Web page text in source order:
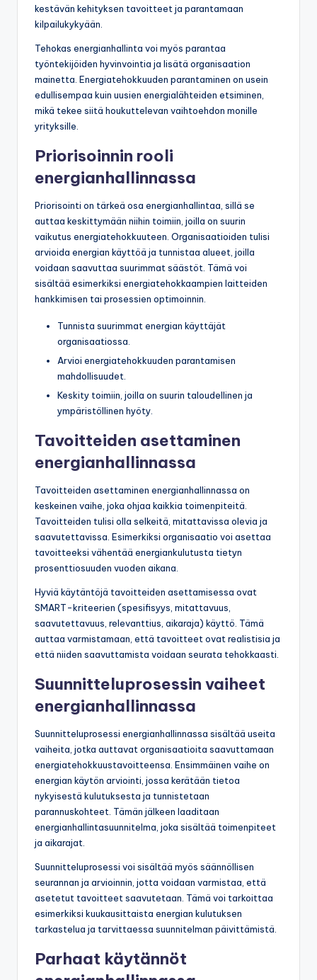
kestävän kehityksen tavoitteet ja parantamaan
kilpailukykyään.
Tehokas energianhallinta voi myös parantaa
työntekijöiden hyvinvointia ja lisätä organisaation
mainetta. Energiatehokkuuden parantaminen on usein
edullisempaa kuin uusien energialähteiden etsiminen,
mikä tekee siitä houkuttelevan vaihtoehdon monille
yrityksille.
Priorisoinnin rooli
energianhallinnassa
Priorisointi on tärkeä osa energianhallintaa, sillä se
auttaa keskittymään niihin toimiin, joilla on suurin
vaikutus energiatehokkuuteen. Organisaatioiden tulisi
arvioida energian käyttöä ja tunnistaa alueet, joilla
voidaan saavuttaa suurimmat säästöt. Tämä voi
sisältää esimerkiksi energiatehokkaampien laitteiden
hankkimisen tai prosessien optimoinnin.
Tunnista suurimmat energian käyttäjät
organisaatiossa.
Arvioi energiatehokkuuden parantamisen
mahdollisuudet.
Keskity toimiin, joilla on suurin taloudellinen ja
ympäristöllinen hyöty.
Tavoitteiden asettaminen
energianhallinnassa
Tavoitteiden asettaminen energianhallinnassa on
keskeinen vaihe, joka ohjaa kaikkia toimenpiteitä.
Tavoitteiden tulisi olla selkeitä, mitattavissa olevia ja
saavutettavissa. Esimerkiksi organisaatio voi asettaa
tavoitteeksi vähentää energiankulutusta tietyn
prosenttiosuuden vuoden aikana.
Hyviä käytäntöjä tavoitteiden asettamisessa ovat
SMART-kriteerien (spesifisyys, mitattavuus,
saavutettavuus, relevanttius, aikaraja) käyttö. Tämä
auttaa varmistamaan, että tavoitteet ovat realistisia ja
että niiden saavuttamista voidaan seurata tehokkaasti.
Suunnitteluprosessin vaiheet
energianhallinnassa
Suunnitteluprosessi energianhallinnassa sisältää useita
vaiheita, jotka auttavat organisaatioita saavuttamaan
energiatehokkuustavoitteensa. Ensimmäinen vaihe on
energian käytön arviointi, jossa kerätään tietoa
nykyisestä kulutuksesta ja tunnistetaan
parannuskohteet. Tämän jälkeen laaditaan
energianhallintasuunnitelma, joka sisältää toimenpiteet
ja aikarajat.
Suunnitteluprosessi voi sisältää myös säännöllisen
seurannan ja arvioinnin, jotta voidaan varmistaa, että
asetetut tavoitteet saavutetaan. Tämä voi tarkoittaa
esimerkiksi kuukausittaista energian kulutuksen
tarkastelua ja tarvittaessa suunnitelman päivittämistä.
Parhaat käytännöt